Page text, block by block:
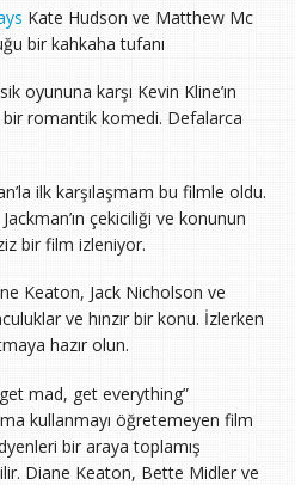
Kate Hudson ve Matthew Mc
bir kahkaha tufanı
oyununa karşı Kevin Kline’ın
bir romantik komedi. Defalarca
ilk karşılaşmam bu filmle oldu.
çekiciliği ve konunun
bir film izleniyor.
Keaton, Jack Nicholson ve
ve hınzır bir konu. İzlerken
hazır olun.
mad, get everything”
kullanmayı öğretemeyen film
bir araya toplamış
Diane Keaton, Bette Midler ve